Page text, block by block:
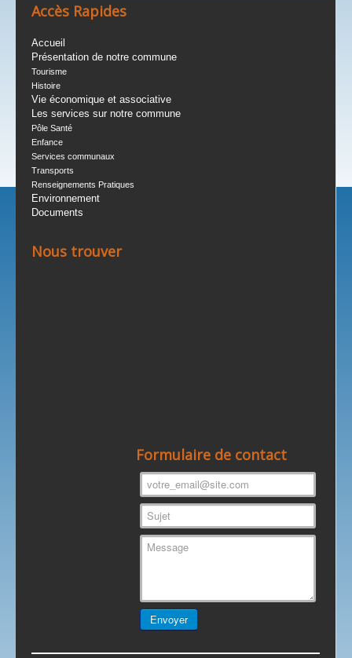
Accès Rapides
Accueil
Présentation de notre commune
Tourisme
Histoire
Vie économique et associative
Les services sur notre commune
Pôle Santé
Enfance
Services communaux
Transports
Renseignements Pratiques
Environnement
Documents
Nous trouver
Formulaire de contact